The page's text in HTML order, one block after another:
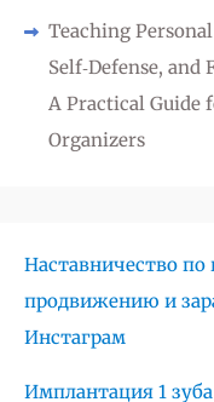
Teaching
Self‑Defense,
A Practical Guide
Organizers
Наставничество по
продвижению и
Инстаграм
Имплантация 1 зуба